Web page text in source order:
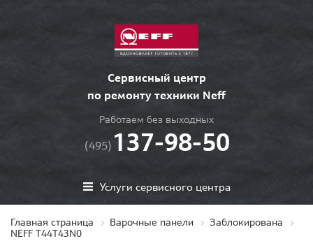
Сервисный центр
по ремонту техники Neff
Работаем без выходных
(495) 137-98-50
Услуги сервисного центра
Главная страница Варочные панели
Заблокирована
NEFF T44T43N0